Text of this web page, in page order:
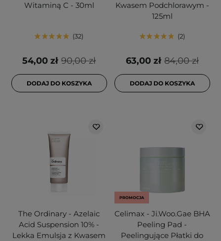
Witaminą C - 30ml
32
90,00 zł
54,00 zł
DODAJ DO KOSZYKA
Kwasem Podchlorawym -
125ml
2
84,00 zł
63,00 zł
DODAJ DO KOSZYKA
The Ordinary - Azelaic
Acid Suspension 10% -
Lekka Emulsja z Kwasem
PROMOCJA
Celimax - Ji.Woo.Gae BHA
Peeling Pad -
Peelingujące Płatki do